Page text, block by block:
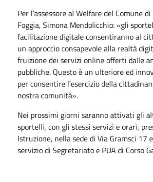
Per l’assessore al Welfare del Comune di
Foggia, Simona Mendolicchio: «gli
facilitazione digitale consentiranno al
un approccio consapevole alla realtà
fruizione dei servizi online offerti dalle
pubbliche. Questo è un ulteriore ed
per consentire l’esercizio della
nostra comunità».
Nei prossimi giorni saranno attivati gli
sportelli, con gli stessi servizi e orari,
Istruzione, nella sede di Via Gramsci 17
servizio di Segretariato e PUA di Corso